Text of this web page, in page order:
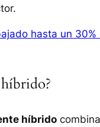
hasta un
híbrido